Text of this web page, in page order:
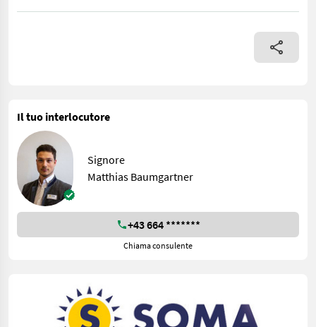
Collino NT 4/400 ET Förderband, 400mm Bandbreite und
Il tuo interlocutore
Signore
Matthias Baumgartner
+43 664 *******
Chiama consulente